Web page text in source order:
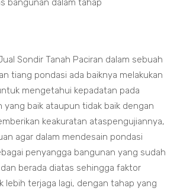
bangunan dalam tahap
Sondir Tanah Paciran dalam sebuah
tiang pondasi ada baiknya melakukan
mengetahui kepadatan pada
yang baik ataupun tidak baik dengan
keakuratan ataspengujiannya,
agar dalam mendesain pondasi
penyangga bangunan yang sudah
berada diatas sehingga faktor
lebih terjaga lagi, dengan tahap yang